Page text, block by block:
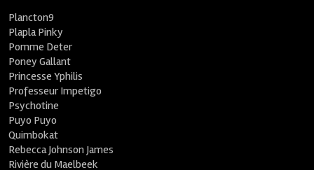
Plancton9
Plapla Pinky
Pomme Deter
Poney Gallant
Princesse Yphilis
Professeur Impetigo
Psychotine
Puyo Puyo
Quimbokat
Rebecca Johnson James
Rivière du Maelbeek